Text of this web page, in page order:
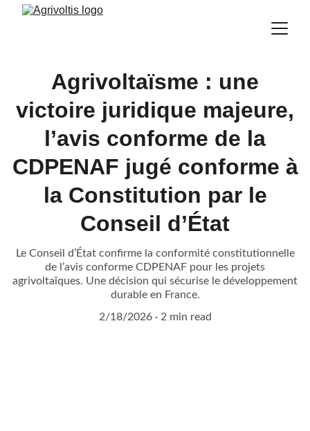
Agrivoltaïsme : une
victoire juridique majeure,
l’avis conforme de la
CDPENAF jugé conforme à
la Constitution par le
Conseil d’État
Le Conseil d’État confirme la conformité constitutionnelle
de l’avis conforme CDPENAF pour les projets
agrivoltaïques. Une décision qui sécurise le développement
durable en France.
2/18/2026
2 min read